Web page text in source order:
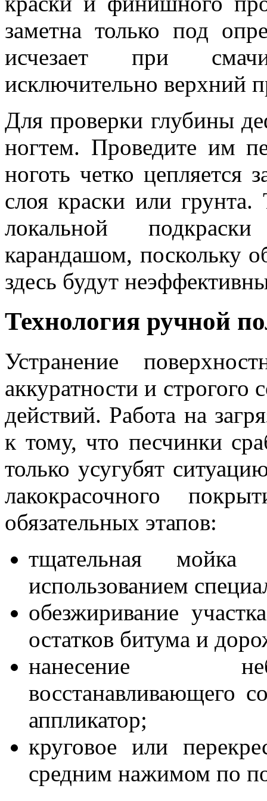
заметна только под
исчезает при
исключительно верхний
Для проверки глубины
ногтем. Проведите им
ноготь четко цепляется
слоя краски или
локальной
карандашом, поскольку
здесь будут
Технология ручной
Устранение
аккуратности и строгого
действий. Работа на
к тому, что песчинки
только усугубят
лакокрасочного
обязательных этапов:
тщательная мойка
использованием
обезжиривание
остатков битума и
нанесение
восстанавливающего
аппликатор;
круговое или
средним нажимом по